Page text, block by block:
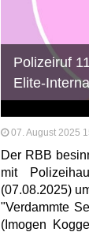
Polizeiruf
Elite-
07. August 2025
Der RBB
mit
(07.08.2025)
"Verdammte
(Imogen